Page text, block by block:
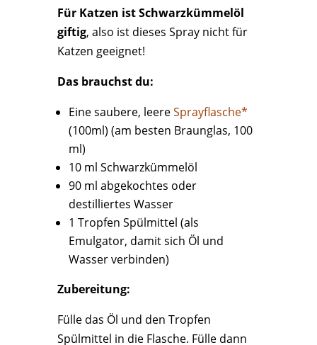
Für Katzen ist Schwarzkümmelöl
giftig, also ist dieses Spray nicht für
Katzen geeignet!
Das brauchst du:
Eine saubere, leereSprayflasche*
(100ml) (am besten Braunglas, 100
ml)
10 ml Schwarzkümmelöl
90 ml abgekochtes oder
destilliertes Wasser
1 Tropfen Spülmittel (als
Emulgator, damit sich Öl und
Wasser verbinden)
Zubereitung:
Fülle das Öl und den Tropfen
Spülmittel in die Flasche. Fülle dann